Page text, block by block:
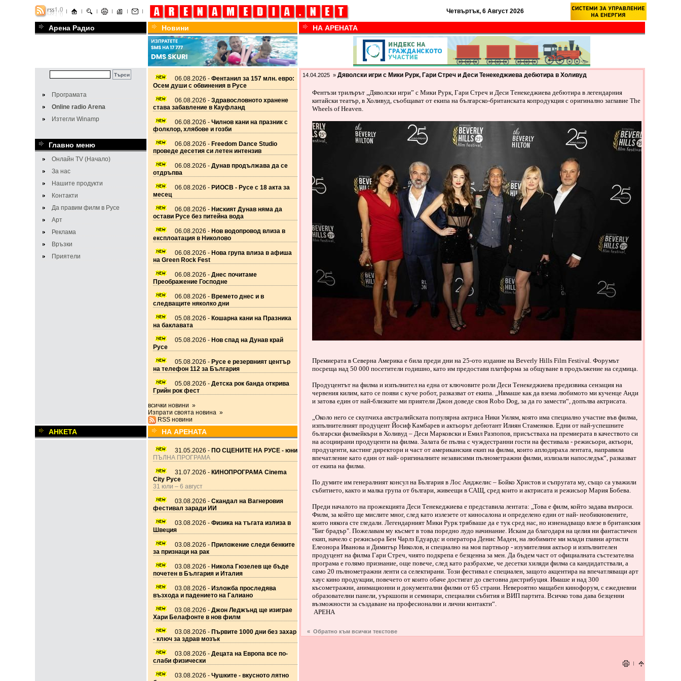
Четвъртък, 6 Август 2026
Арена Радио Новини НА АРЕНАТА
Програмата
Online radio Arena
Изтегли Winamp
Главно меню
Онлайн TV (Начало)
За нас
Нашите продукти
Контакти
Да правим филм в Русе
Арт
Реклама
Връзки
Приятели
06.08.2026 - Фентанил за 157 млн. евро:
Осем души с обвинения в Русе
06.08.2026 - Здравословното хранене
става забавление в Кауфланд
06.08.2026 - Чилнов кани на празник с
фолклор, хлябове и гозби
06.08.2026 - Freedom Dance Studio
проведе десетия си летен интензив
06.08.2026 - Дунав продължава да се
отдръпва
06.08.2026 - РИОСВ - Русе с 18 акта за
месец
06.08.2026 - Ниският Дунав няма да
остави Русе без питейна вода
06.08.2026 - Нов водопровод влиза в
експлоатация в Николово
06.08.2026 - Нова група влиза в афиша
на Green Rock Fest
06.08.2026 - Днес почитаме
Преображение Господне
06.08.2026 - Времето днес и в
следващите няколко дни
05.08.2026 - Кошарна кани на Празника
на баклавата
05.08.2026 - Нов спад на Дунав край
Русе
05.08.2026 - Русе е резервният център
на телефон 112 за България
05.08.2026 - Детска рок банда открива
Грийн рок фест
всички новини »
Изпрати своята новина »
RSS новини
14.04.2025 » Дяволски игри с Мики Рурк, Гари Стреч и Деси Тенекеджиева дебютира в Холивуд
Фентъзи трилърът „Дяволски игри” с Мики Рурк, Гари Стреч и Деси Тенекеджиева дебютира в легендарния
китайски театър, в Холивуд, съобщават от екипа на българско-британската копродукция с оригинално заглавие The
Wheels of Heaven.
Премиерата в Северна Америка е била преди дни на 25-ото издание на Beverly Hills Film Festival. Форумът
посреща над 50 000 посетители годишно, като им предоставя платформа за общуване в продължение на седмица.
Продуцентът на филма и изпълнител на една от ключовите роли Деси Тенекеджиева предизвика сензация на
червения килим, като се появи с куче робот, разказват от екипа. „Нямаше как да взема любимото ми кученце Анди
и затова един от най-близките ми приятели Джон доведе своя Robo Dog, за да го замести“, допълва актрисата.
„Около него се скупчиха австралийската популярна актриса Ники Уилям, която има специално участие във филма,
изпълнителният продуцент Йосиф Камбарев и актьорът дебютант Илиян Стаменков. Eдни от най-успешните
български филмейкъри в Холивуд – Деси Марковски и Емил Разпопов, присъстваха на премиерата в качеството си
на асоциирани продуценти на филма. Залата бе пълна с чуждестранни гости на фестивала - режисьори, актьори,
продуценти, кастинг директори и част от американския екип на филма, които аплодираха лентата, направила
впечатление като един от най- оригиналните независими пълнометражни филми, излизали напоследък“, разказват
от екипа на филма.
По думите им генералният консул на България в Лос Анджелис – Бойко Христов и съпругата му, също са уважили
събитието, както и малка група от българи, живеещи в САЩ, сред които и актрисата и режисьор Мария Бобева.
Преди началото на прожекцията Деси Тенекеджиева е представила лентата: „Това е филм, който задава въпроси.
Филм, за който ще мислите мног, след като излезете от киносалона и определено един от най- необикновените,
които някога сте гледали. Легендарният Мики Рурк трябваше да е тук сред нас, но изненадващо влезе в британския
"Биг брадър". Пожелавам му късмет в това поредно лудо начинание. Искам да благодаря на целия ни фантастичен
екип, начело с режисьора Бен Чарлз Едуардс и оператора Денис Маден, на любимите ми млади главни артисти
Елеонора Иванова и Димитър Николов, и специално на моя партньор - изумителния актьор и изпълнителен
продуцент на филма Гари Стреч, чиято подкрепа е безценна за мен. Да бъдем част от официалната състезателна
програма е голямо признание, още повече, след като разбрахме, че десетки хиляди филма са кандидатствали, а
само 20 пълнометражни ленти са селектирани. Този фестивал е специален, защото акцентира на впечатляващи арт
хаус кино продукции, повечето от които обаче достигат до световна дистрибуция. Имаше и над 300
късометражни, анимационни и документални филми от 65 страни. Невероятно мащабен кинофорум, с ежедневни
образователни панели, уъркшопи и семинари, специални събития и ВИП партита. Всичко това дава безценни
възможности за създаване на професионални и лични контакти“.
АРЕНА
« Обратно към всички текстове
АНКЕТА НА АРЕНАТА
31.05.2026 - ПО СЦЕНИТЕ НА РУСЕ - юни
ПЪЛНА ПРОГРАМА
31.07.2026 - КИНОПРОГРАМА Cinema
City Русе
31 юли – 6 август
03.08.2026 - Скандал на Вагнеровия
фестивал заради ИИ
03.08.2026 - Физика на тъгата излиза в
Швеция
03.08.2026 - Приложение следи бенките
за признаци на рак
03.08.2026 - Никола Гюзелев ще бъде
почетен в България и Италия
03.08.2026 - Изложба проследява
възхода и падението на Галиано
03.08.2026 - Джон Леджънд ще изиграе
Хари Белафонте в нов филм
03.08.2026 - Първите 1000 дни без захар
- ключ за здрав мозък
03.08.2026 - Децата на Европа все по-
слаби физически
03.08.2026 - Чушките - вкусното лятно